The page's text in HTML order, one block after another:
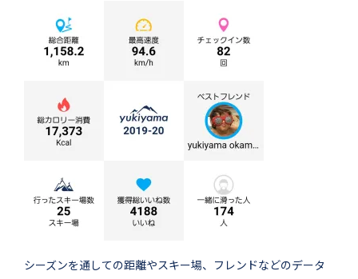
シーズンを通しての距離やスキー場、フレンドなどのデータ